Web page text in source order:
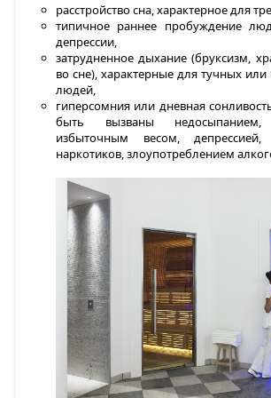
расстройство сна, характерное для
типичное раннее пробуждение
депрессии,
затрудненное дыхание (бруксизм,
во сне), характерные для тучных
людей,
гиперсомния или дневная
быть вызваны недосыпанием,
избыточным весом, депрессией,
наркотиков, злоупотреблением